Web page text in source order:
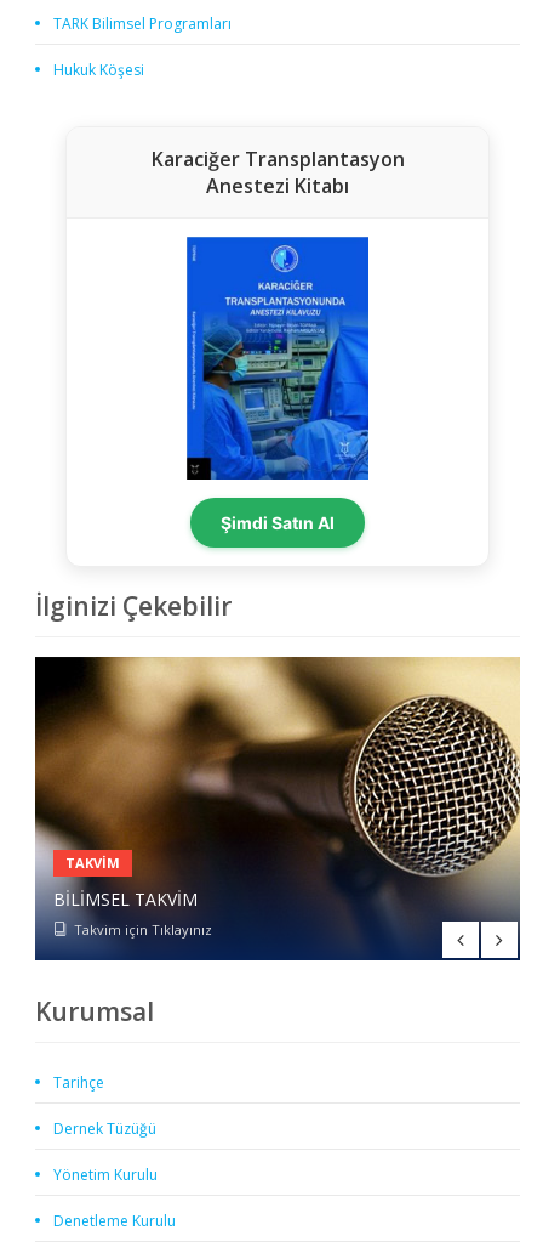
TARK Bilimsel Programları
Hukuk Köşesi
Karaciğer Transplantasyon
Anestezi Kitabı
Şimdi Satın Al
İlginizi Çekebilir
TAKVIM
BILIMSEL TAKVIM
Takvim için Tıklayınız
ÜYELIK BAŞVURUSU
Form için Tıklayınız
Kurumsal
Tarihçe
Dernek Tüzüğü
Yönetim Kurulu
Denetleme Kurulu